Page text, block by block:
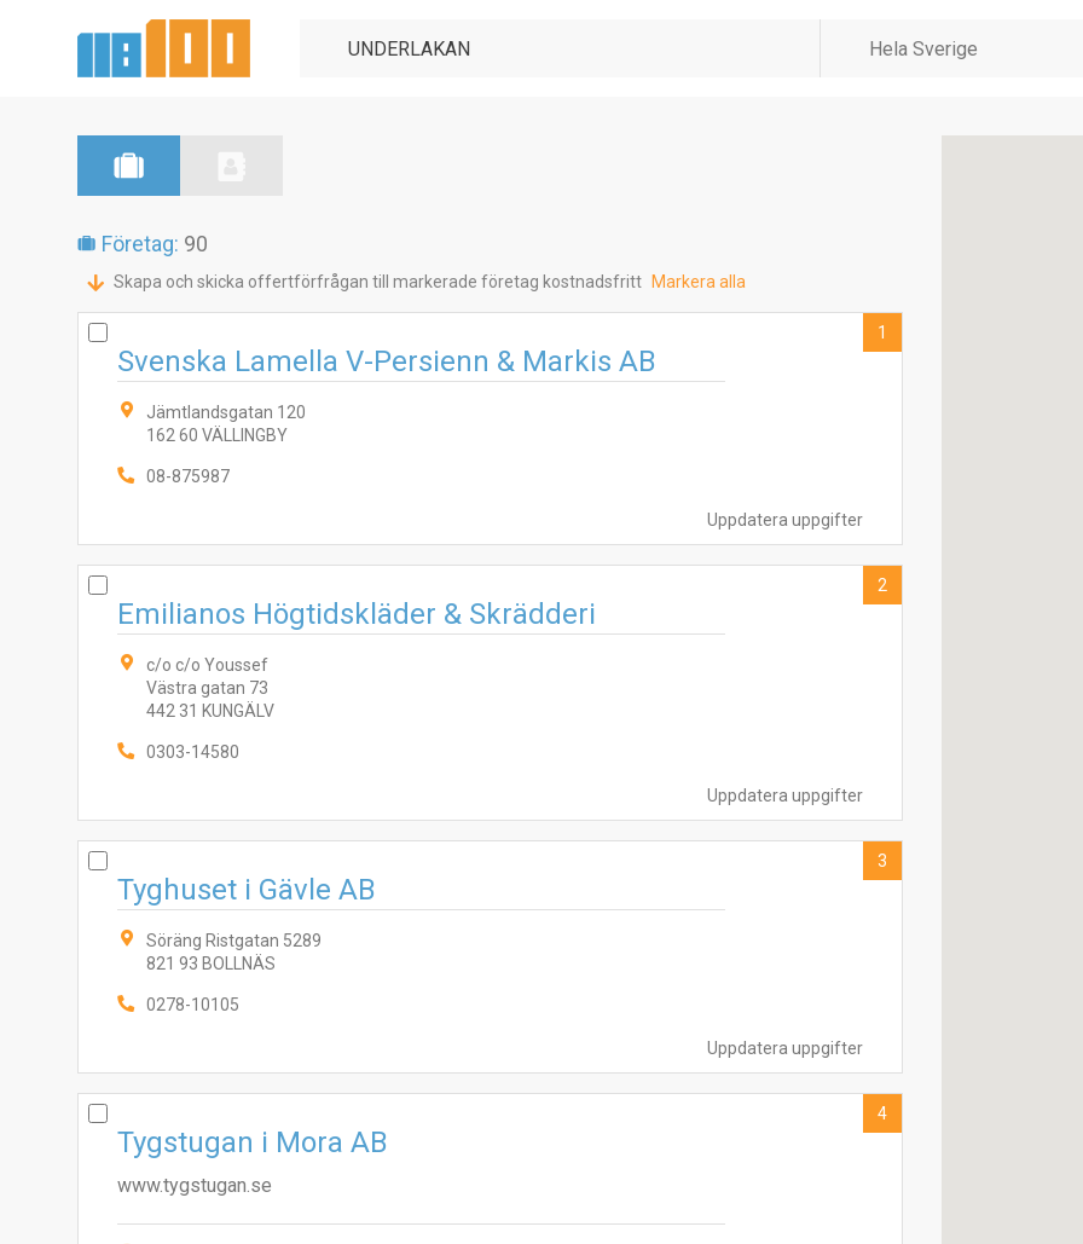
Företag: 90
Skapa och skicka offertförfrågan till markerade företag kostnadsfritt Markera alla
Uppdatera uppgifter
Svenska Lamella V-Persienn & Markis AB
Jämtlandsgatan 120
162 60 VÄLLINGBY
08-875987
1
Uppdatera uppgifter
Emilianos Högtidskläder & Skrädderi
c/o c/o Youssef
Västra gatan 73
442 31 KUNGÄLV
0303-14580
2
Uppdatera uppgifter
Tyghuset i Gävle AB
Söräng Ristgatan 5289
821 93 BOLLNÄS
0278-10105
3
Tygstugan i Mora AB
www.tygstugan.se
4